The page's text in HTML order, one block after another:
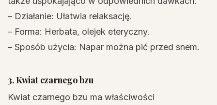
– Działanie: Ułatwia relaksację.
– Forma: Herbata, olejek eteryczny.
– Sposób użycia: Napar można pić przed snem.
3. Kwiat czarnego bzu
Kwiat czarnego bzu ma właściwości